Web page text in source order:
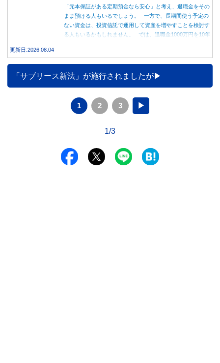
「元本保証がある定期預金なら安心」と考え、退職金をその
まま預ける人もいるでしょう。 一方で、長期間使う予定の
ない資金は、投資信託で運用して資産を増やすことを検討す
る人もいるかもしれません。 では、退職金1000万円を10年
レーションします。
更新日:2026.08.04
「サブリース新法」が施行されましたが
1 2 3 ▶
1/3